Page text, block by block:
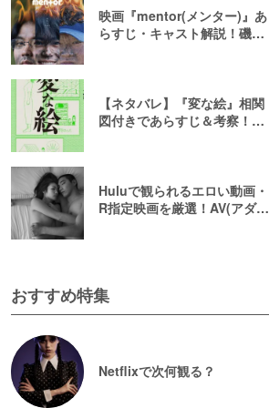
映画『mentor(メンター)』あ
らすじ・キャスト解説！磯村
メント
【ネタバレ】『変な絵』相関
図付きであらすじ＆考察！重
Huluで観られるエロい動画・
R指定映画を厳選！AV(アダル
おすすめ特集
Netflixで次何観る？